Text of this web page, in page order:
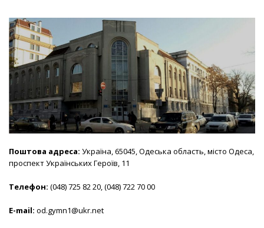
Поштова адреса: Україна, 65045, Одеська область, місто Одеса,
проспект Українських Героїв, 11
Телефон: (048) 725 82 20, (048) 722 70 00
E-mail: od.gymn1@ukr.net